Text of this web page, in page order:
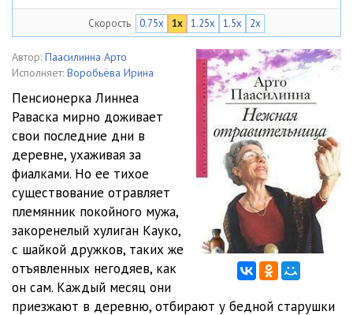
0006 13:53
0008
0009 12:01
0010 09:56
0011 09:27
0012 14:10
0013
0014 14:36
Скорость 0.75x 1x 1.25x 1.5x 2x
Автор: Паасилинна Арто
Исполняет: Воробьёва Ирина
Пенсионерка Линнеа
Раваска мирно доживает
свои последние дни в
деревне, ухаживая за
фиалками. Но ее тихое
существование отравляет
племянник покойного мужа,
закоренелый хулиган Кауко,
с шайкой дружков, таких же
отъявленных негодяев, как
он сам. Каждый месяц они
приезжают в деревню, отбирают у бедной старушки